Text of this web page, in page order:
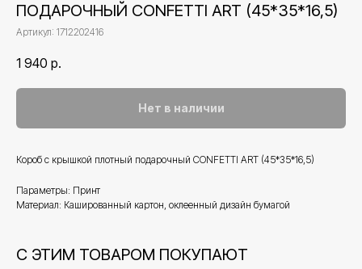
ПОДАРОЧНЫЙ CONFETTI ART (45*35*16,5)
Артикул: 1712202416
1 940 р.
Нет в наличии
Короб с крышкой плотный подарочный CONFETTI ART (45*35*16,5)
Параметры: Принт
Материал: Кашированный картон, оклеенный дизайн бумагой
С ЭТИМ ТОВАРОМ ПОКУПАЮТ